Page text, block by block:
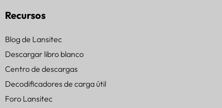
Recursos
Blog de Lansitec
Descargar libro blanco
Centro de descargas
Decodificadores de carga útil
Foro Lansitec